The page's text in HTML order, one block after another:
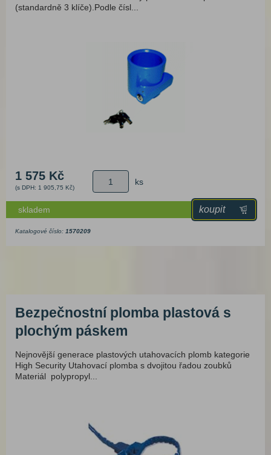
(standardně 3 klíče).Podle čísl...
1 575 Kč
(s DPH: 1 905,75 Kč)
ks
skladem koupit
Katalogové číslo: 1570209
Bezpečnostní plomba plastová s
plochým páskem
Nejnovější generace plastových utahovacích plomb kategorie
High Security Utahovací plomba s dvojitou řadou zoubků
Materiál polypropyl...